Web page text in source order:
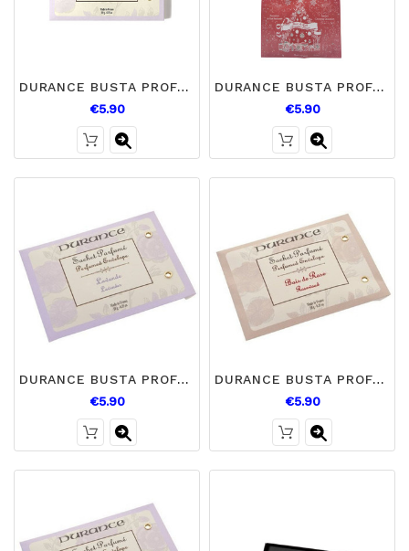
DURANCE BUSTA PROFUMATA FIORE D'ARANCIO
€5.90
DURANCE BUSTA PROFUMATA FIORE DI NATALE
€5.90
DURANCE BUSTA PROFUMATA LAVANDA
€5.90
DURANCE BUSTA PROFUMATA LEGNO DI ROSA
€5.90